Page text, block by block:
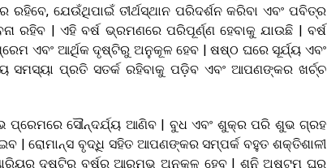
ଯେଉଁଥିପାଇଁ ତୀର୍ଥସ୍ଥାନ ପରିଦର୍ଶନ କରିବା ଏବଂ ପବିତ୍ର
ରହିବ | ଏହି ବର୍ଷ ଭ୍ରମଣରେ ପରିପୂର୍ଣ୍ଣ ହେବାକୁ ଯାଉଛି | ବର୍ଷ
ଏବଂ ଆର୍ଥିକ ଦୃଷ୍ଟିରୁ ଅନୁକୂଳ ହେବ | ଷଷ୍ଠ ଘରେ ସୂର୍ଯ୍ୟ ଏବଂ
ପ୍ରତି ସତର୍କ ରହିବାକୁ ପଡ଼ିବ ଏବଂ ଆପଣଙ୍କର ଖର୍ଚ୍ଚ
ପ୍ରେମରେ ସୌନ୍ଦର୍ଯ୍ୟ ଆଣିବ | ବୁଧ ଏବଂ ଶୁକ୍ର ପରି ଶୁଭ ଗ୍ରହ
| ରୋମାନ୍ସ ବୃଦ୍ଧି ସହିତ ଆପଣଙ୍କର ସମ୍ପର୍କ ବହୁତ ଶକ୍ତିଶାଳୀ
ଦୃଷ୍ଟିରୁ ବର୍ଷର ଆରମ୍ଭ ଅନୁକୂଳ ହେବ | ଶନି ଅଷ୍ଟମ ଘରୁ